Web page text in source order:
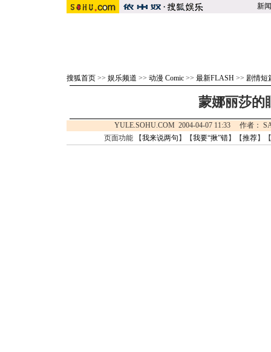
新闻
搜狐首页 >> 娱乐频道 >> 动漫 Comic >> 最新FLASH >> 剧情短
蒙娜丽莎的
YULE.SOHU.COM 2004-04-07 11:33 作者：
页面功能 【我来说两句 】【我要“揪”错】【推荐】